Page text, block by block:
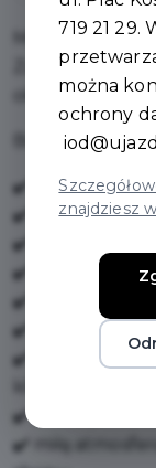
Miejsce z pasją
Zapraszamy
okolicy! 🔥
Barber z
✔️ nowoczesne
✔️ strzyżenie
✔️ precyzyjne
✔️ golenie
✔️ wosk do
✔️ nitkowanie
✔️ indywidualne
✔️ profesjonalne
✔️ miłą
719 21 29.
można
ochrony
znajdziesz